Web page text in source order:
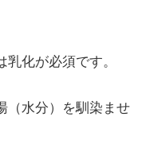
化が必須です。
（水分）を馴染ませ